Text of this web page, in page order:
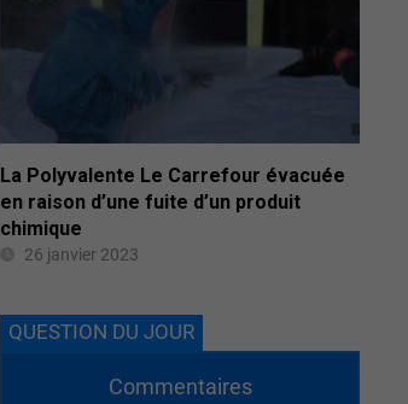
La Polyvalente Le Carrefour évacuée
en raison d’une fuite d’un produit
chimique
26 janvier 2023
QUESTION DU JOUR
Commentaires